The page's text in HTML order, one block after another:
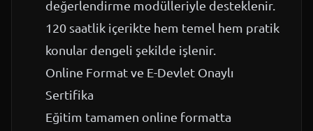
değerlendirme modülleriyle desteklenir.
120 saatlik içerikte hem temel hem pratik
konular dengeli şekilde işlenir.
Online Format ve E-Devlet Onaylı
Sertifika
Eğitim tamamen online formatta